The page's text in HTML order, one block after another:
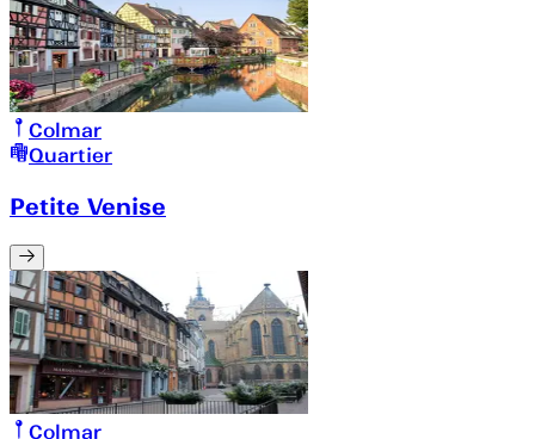
Colmar
Quartier
Petite Venise
Colmar